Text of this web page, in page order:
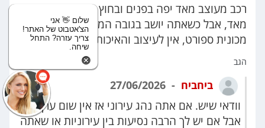
רכב מעוצב מאד יפה בפנים ובחוץ ונראה איכותי
מאד, אבל כשאתה יושב בגובה המדרכה וזו לא
מכונית ספורט, אין לעיצוב והאיכות שום ערך.
הגב
ביחביח
וודאי שיש. אם אתה נהג עירוני אז אין שום ערך,
אבל אם יש לך הרבה נסיעות בין עירוניות או שאתה
שלום 👋 אני
הצ'אטבוט של האתר!
צריך עזרה? התחל
שיחה.